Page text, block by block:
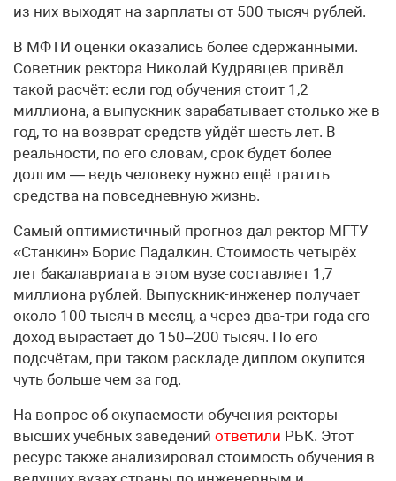
из них выходят на зарплаты от 500 тысяч рублей.
В МФТИ оценки оказались более сдержанными.
Советник ректора Николай Кудрявцев привёл
такой расчёт: если год обучения стоит 1,2
миллиона, а выпускник зарабатывает столько же в
год, то на возврат средств уйдёт шесть лет. В
реальности, по его словам, срок будет более
долгим — ведь человеку нужно ещё тратить
средства на повседневную жизнь.
Самый оптимистичный прогноз дал ректор МГТУ
«Станкин» Борис Падалкин. Стоимость четырёх
лет бакалавриата в этом вузе составляет 1,7
миллиона рублей. Выпускник-инженер получает
около 100 тысяч в месяц, а через два-три года его
доход вырастает до 150–200 тысяч. По его
подсчётам, при таком раскладе диплом окупится
чуть больше чем за год.
На вопрос об окупаемости обучения ректоры
высших учебных заведений ответили РБК. Этот
ресурс также анализировал стоимость обучения в